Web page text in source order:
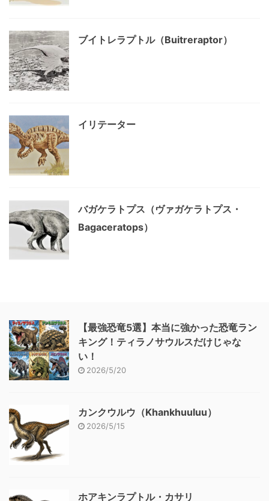
ブイトレラプトル（Buitreraptor）
イリテーター
バガケラトプス（ヴァガケラトプス・
Bagaceratops）
【最強恐竜5選】本当に強かった恐竜ラン
キング！ティラノサウルスだけじゃな
い！
2026/5/20
カンクウルウ（Khankhuuluu）
2026/5/15
ホアキンラプトル・カサリ